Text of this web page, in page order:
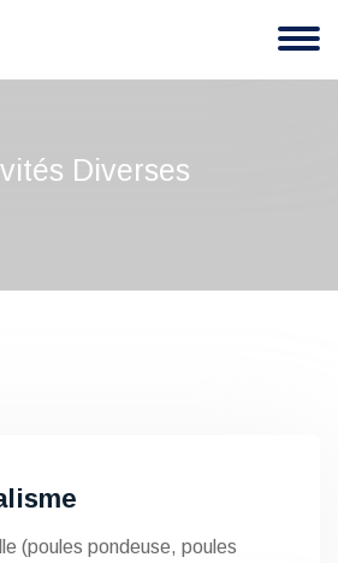
Diverses
(poules pondeuse, poules